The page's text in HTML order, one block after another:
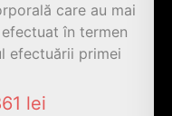
care au mai
în termen
efectuării primei
lei